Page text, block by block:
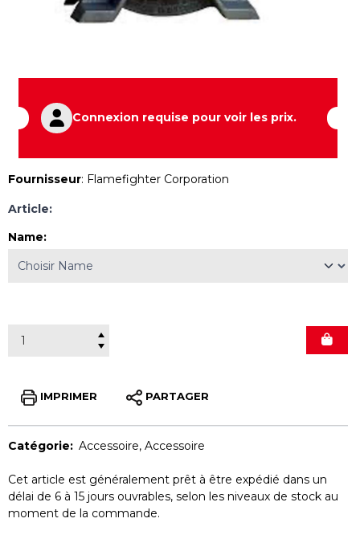
Connexion requise pour voir les prix.
Fournisseur: Flamefighter Corporation
Article:
Name:
IMPRIMER PARTAGER
Catégorie: Accessoire, Accessoire
Cet article est généralement prêt à être expédié dans un
délai de 6 à 15 jours ouvrables, selon les niveaux de stock au
moment de la commande.